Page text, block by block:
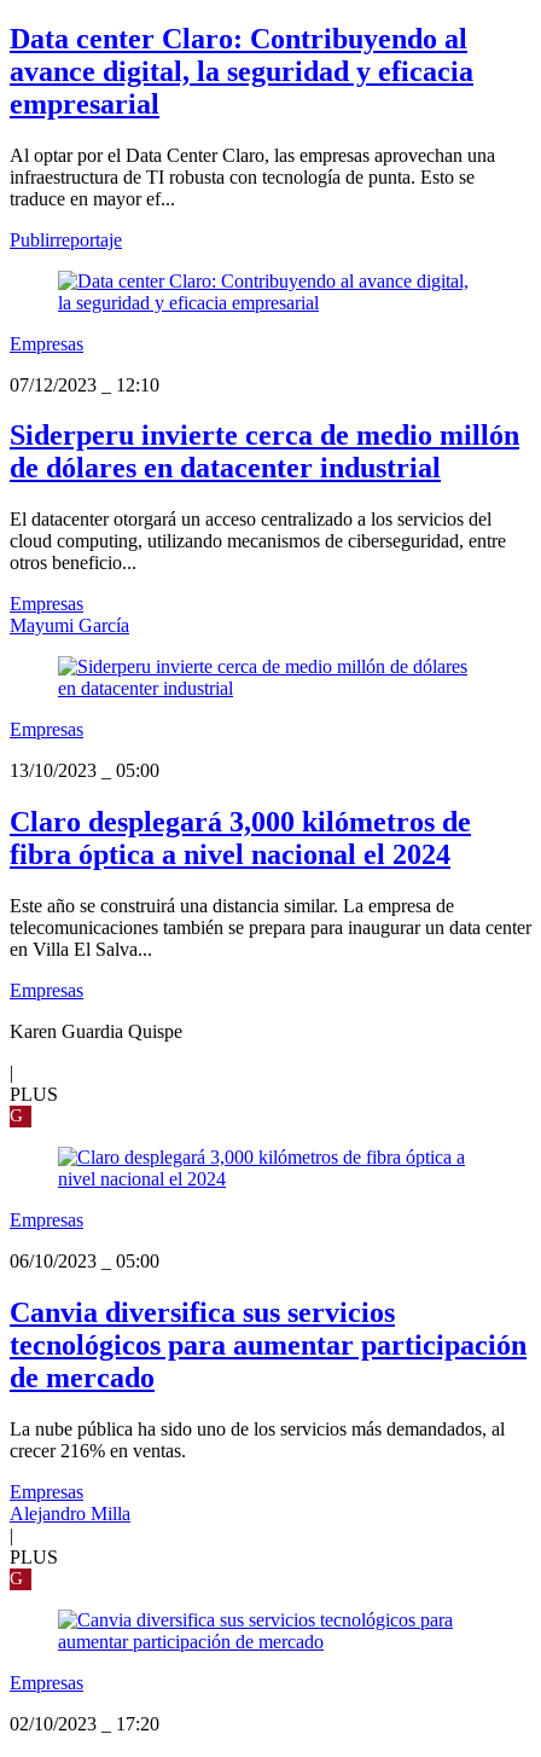
Data center Claro: Contribuyendo al
avance digital, la seguridad y eficacia
empresarial
Al optar por el Data Center Claro, las empresas aprovechan una
infraestructura de TI robusta con tecnología de punta. Esto se
traduce en mayor ef...
Publirreportaje
Empresas
07/12/2023
12:10
Siderperu invierte cerca de medio millón
de dólares en datacenter industrial
El datacenter otorgará un acceso centralizado a los servicios del
cloud computing, utilizando mecanismos de ciberseguridad, entre
otros beneficio...
Empresas
Mayumi García
Empresas
13/10/2023
05:00
Claro desplegará 3,000 kilómetros de
fibra óptica a nivel nacional el 2024
Este año se construirá una distancia similar. La empresa de
telecomunicaciones también se prepara para inaugurar un data center
en Villa El Salva...
Empresas
Karen Guardia Quispe
|
PLUS
G
Empresas
06/10/2023
05:00
Canvia diversifica sus servicios
tecnológicos para aumentar participación
de mercado
La nube pública ha sido uno de los servicios más demandados, al
crecer 216% en ventas.
Empresas
Alejandro Milla
|
PLUS
G
Empresas
02/10/2023
17:20